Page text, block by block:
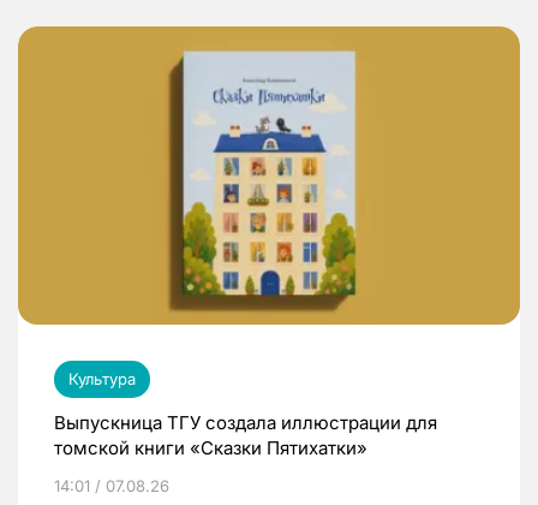
Культура
Выпускница ТГУ создала иллюстрации для
томской книги «Сказки Пятихатки»
14:01 / 07.08.26